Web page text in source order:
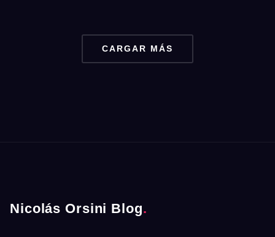
CARGAR MÁS
Nicolás Orsini Blog.